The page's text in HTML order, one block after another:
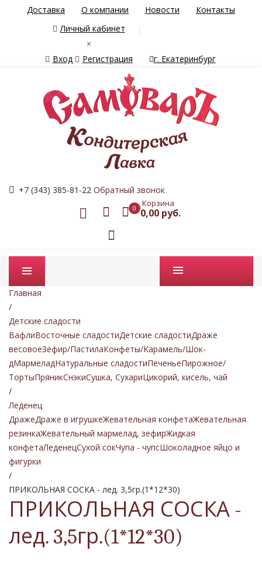
Доставка О компании Новости
Контакты
Личный кабинет
×
Вход
Регистрация г. Екатеринбург
+7 (343) 385-81-22 Обратный звонок
0 Корзина
0,00 руб.
Промо товары
Главная
/
Детские сладости
ВафлиВосточные сладостиДетские сладостиДраже
весовоеЗефир/ПастилаКонфеты/Карамель/Шок-
дМармеладНатуральные сладостиПеченьеПирожное/
ТортыПряникСнэкиСушка, СухариЦикорий, кисель, чай
/
Леденец
ДражеДраже в игрушкеЖевательная конфетаЖевательная
резинкаЖевательный мармелад, зефирЖидкая
конфетаЛеденецСухой сокЧупа - чупсШоколадное яйцо и
фигурки
/
ПРИКОЛЬНАЯ СОСКА - лед. 3,5гр.(1*12*30)
ПРИКОЛЬНАЯ СОСКА -
лед. 3,5гр.(1*12*30)